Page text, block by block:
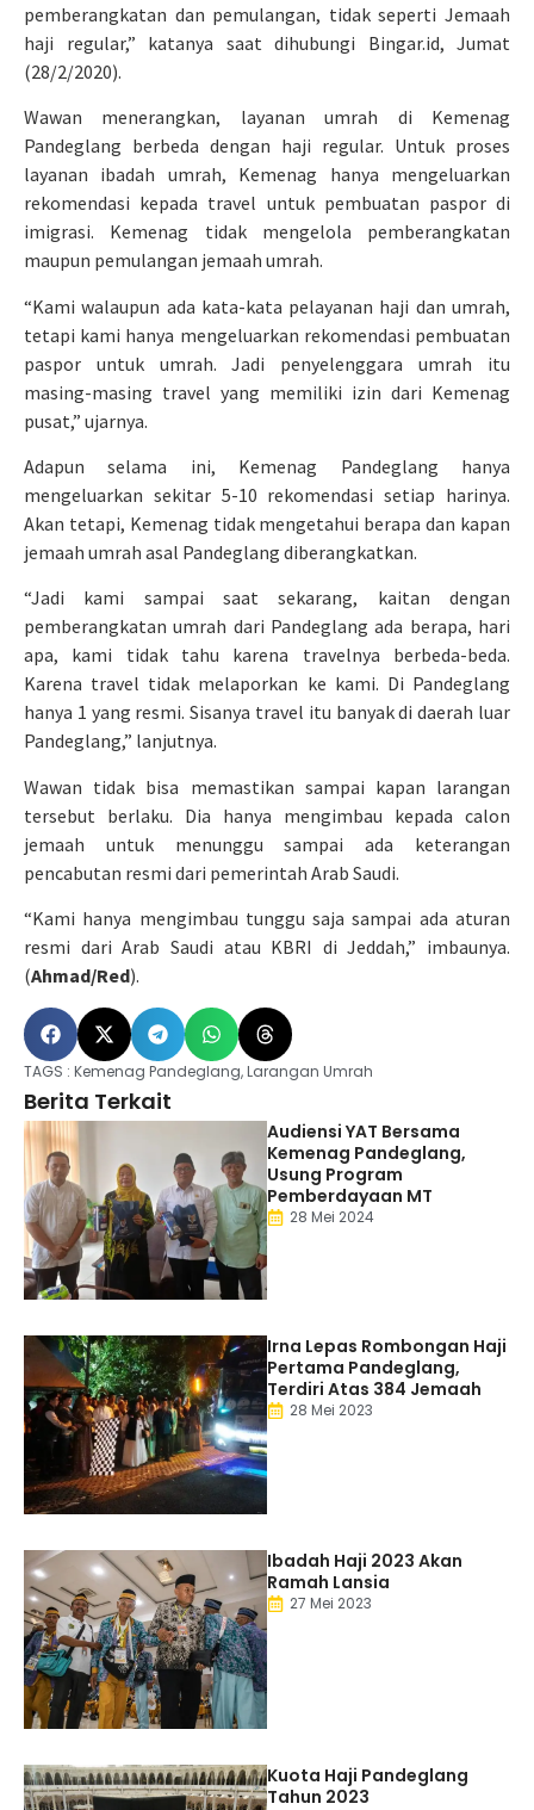
pemberangkatan dan pemulangan, tidak seperti Jemaah
haji regular,” katanya saat dihubungi Bingar.id, Jumat
(28/2/2020).
Wawan menerangkan, layanan umrah di Kemenag
Pandeglang berbeda dengan haji regular. Untuk proses
layanan ibadah umrah, Kemenag hanya mengeluarkan
rekomendasi kepada travel untuk pembuatan paspor di
imigrasi. Kemenag tidak mengelola pemberangkatan
maupun pemulangan jemaah umrah.
“Kami walaupun ada kata-kata pelayanan haji dan umrah,
tetapi kami hanya mengeluarkan rekomendasi pembuatan
paspor untuk umrah. Jadi penyelenggara umrah itu
masing-masing travel yang memiliki izin dari Kemenag
pusat,” ujarnya.
Adapun selama ini, Kemenag Pandeglang hanya
mengeluarkan sekitar 5-10 rekomendasi setiap harinya.
Akan tetapi, Kemenag tidak mengetahui berapa dan kapan
jemaah umrah asal Pandeglang diberangkatkan.
“Jadi kami sampai saat sekarang, kaitan dengan
pemberangkatan umrah dari Pandeglang ada berapa, hari
apa, kami tidak tahu karena travelnya berbeda-beda.
Karena travel tidak melaporkan ke kami. Di Pandeglang
hanya 1 yang resmi. Sisanya travel itu banyak di daerah luar
Pandeglang,” lanjutnya.
Wawan tidak bisa memastikan sampai kapan larangan
tersebut berlaku. Dia hanya mengimbau kepada calon
jemaah untuk menunggu sampai ada keterangan
pencabutan resmi dari pemerintah Arab Saudi.
“Kami hanya mengimbau tunggu saja sampai ada aturan
resmi dari Arab Saudi atau KBRI di Jeddah,” imbaunya.
(Ahmad/Red).
TAGS : Kemenag Pandeglang,Larangan Umrah
Berita Terkait
Audiensi YAT Bersama
Kemenag Pandeglang,
Usung Program
Pemberdayaan MT
28 Mei 2024
Irna Lepas Rombongan Haji
Pertama Pandeglang,
Terdiri Atas 384 Jemaah
28 Mei 2023
Ibadah Haji 2023 Akan
Ramah Lansia
27 Mei 2023
Kuota Haji Pandeglang
Tahun 2023